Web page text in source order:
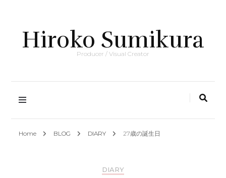
Hiroko Sumikura
Producer / Visual Creator
Home BLOG DIARY 27歳の誕生日
DIARY